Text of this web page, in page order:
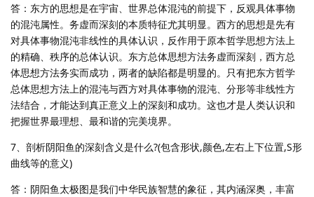
答：东方的思想是在宇宙、世界总体混沌的前提下，反观具体事物
的混沌属性。务虚而深刻的本质特征尤其明显。西方的思想是先有
对具体事物混沌非线性的具体认识，反作用于原本哲学思想方法上
的精确、秩序的总体认识。东方总体思想方法务虚而深刻，西方总
体思想方法务实而成功，两者的缺陷都是明显的。只有把东方哲学
总体思想方法上的混沌与西方对具体事物的混沌、分形等非线性方
法结合，才能达到真正意义上的深刻和成功。这也才是人类认识和
把握世界最理想、最和谐的完美境界。
7、剖析阴阳鱼的深刻含义是什么?(包含形状,颜色,左右上下位置,S形
曲线等的意义)
答：阴阳鱼太极图是我们中华民族智慧的象征，其内涵深奥，丰富